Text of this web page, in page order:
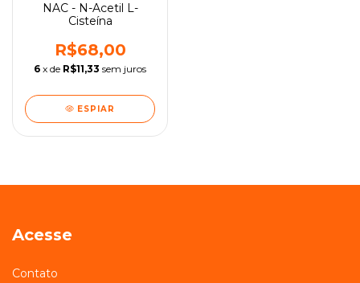
NAC - N-Acetil L-
Cisteína
R$68,00
6 x de R$11,33 sem juros
ESPIAR
Acesse
Contato